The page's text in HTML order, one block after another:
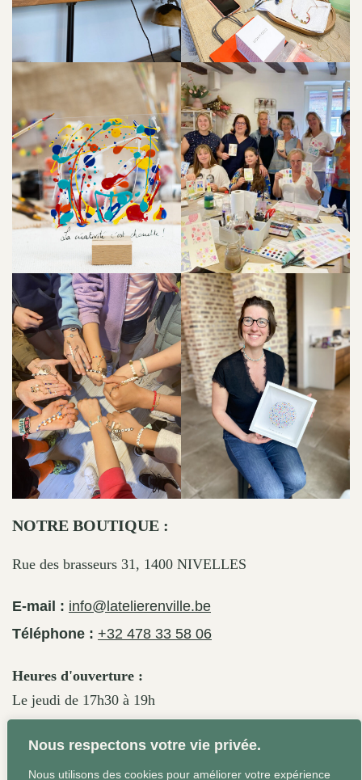
Nous respectons votre vie privée.
Nous utilisons des cookies pour améliorer votre expérience
NOTRE BOUTIQUE :
Rue des brasseurs 31, 1400 NIVELLES
E-mail : info@latelierenville.be
Téléphone : +32 478 33 58 06
Heures d'ouverture :
Le jeudi de 17h30 à 19h
Le vendredi de 17h30 à 19h30
Le samedi de 11h30 à 19h